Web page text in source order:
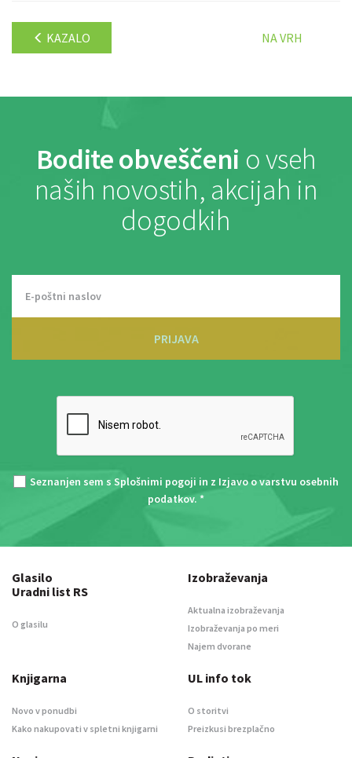
KAZALO NA VRH
Bodite obveščeni o vseh
naših novostih, akcijah in
dogodkih
PRIJAVA
Seznanjen sem s Splošnimi pogoji in z Izjavo o varstvu osebnih
podatkov. *
Glasilo
Uradni list RS
O glasilu
Izobraževanja
Aktualna izobraževanja
Izobraževanja po meri
Najem dvorane
Knjigarna
Novo v ponudbi
Kako nakupovati v spletni knjigarni
UL info tok
O storitvi
Preizkusi brezplačno